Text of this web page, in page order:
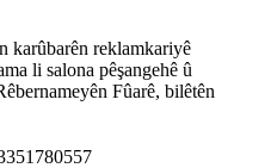
karûbarên reklamkariyê
li salona pêşangehê û
Fûarê, bilêtên